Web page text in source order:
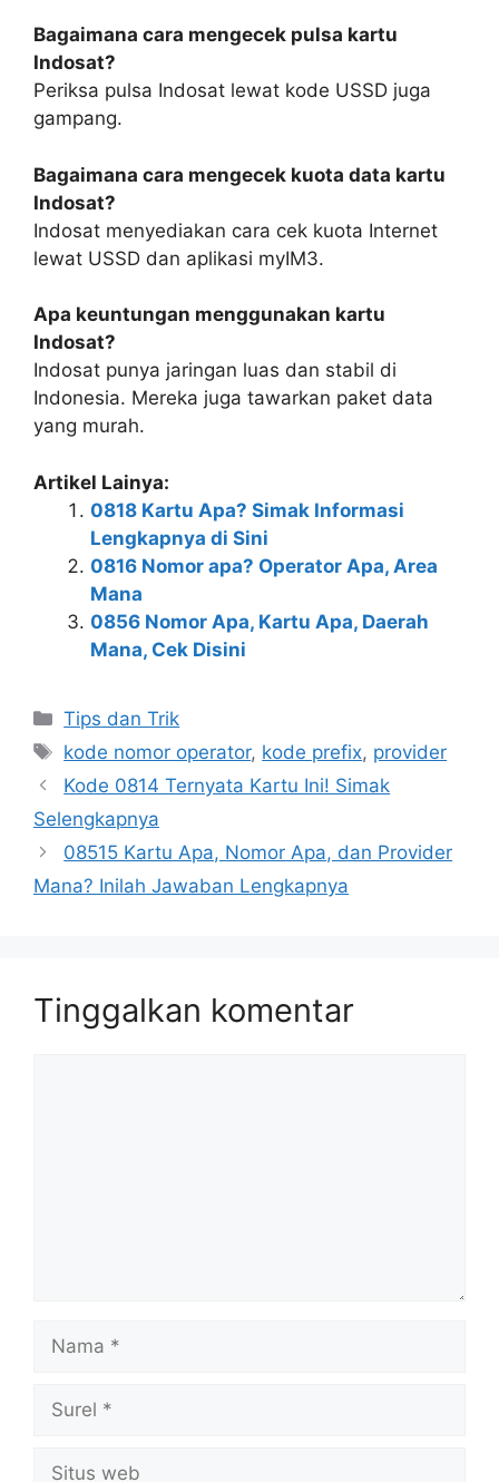
Bagaimana cara mengecek pulsa kartu
Indosat?
Periksa pulsa Indosat lewat kode USSD juga
gampang.
Bagaimana cara mengecek kuota data kartu
Indosat?
Indosat menyediakan cara cek kuota Internet
lewat USSD dan aplikasi myIM3.
Apa keuntungan menggunakan kartu
Indosat?
Indosat punya jaringan luas dan stabil di
Indonesia. Mereka juga tawarkan paket data
yang murah.
Artikel Lainya:
0818 Kartu Apa? Simak Informasi
Lengkapnya di Sini
0816 Nomor apa? Operator Apa, Area
Mana
0856 Nomor Apa, Kartu Apa, Daerah
Mana, Cek Disini
Kategori
Tips dan Trik
Tag
kode nomor operator, kode prefix, provider
Kode 0814 Ternyata Kartu Ini! Simak
Selengkapnya
08515 Kartu Apa, Nomor Apa, dan Provider
Mana? Inilah Jawaban Lengkapnya
Tinggalkan komentar